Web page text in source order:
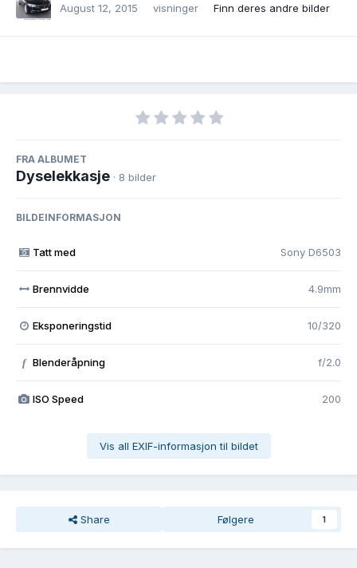
August 12, 2015
visninger Finn deres andre bilder
FRA ALBUMET
Dyselekkasje · 8 bilder
BILDEINFORMASJON
Tatt med Sony D6503
Brennvidde 4.9mm
Eksponeringstid 10/320
f Blenderåpning f/2.0
ISO Speed 200
Vis all EXIF-informasjon til bildet
Share Følgere 1